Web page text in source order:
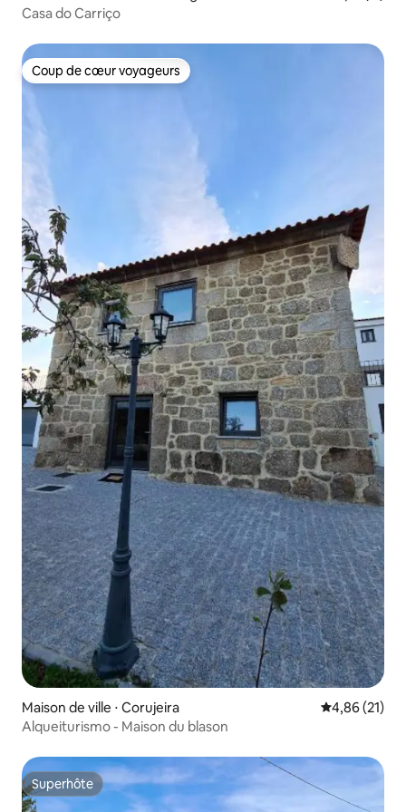
Casa do Carriço
Coup de cœur voyageurs
Coup de cœur voyageurs
Maison de ville ⋅ Corujeira Évaluation
4,86 (21)
Alqueiturismo - Maison du blason
Superhôte
Superhôte